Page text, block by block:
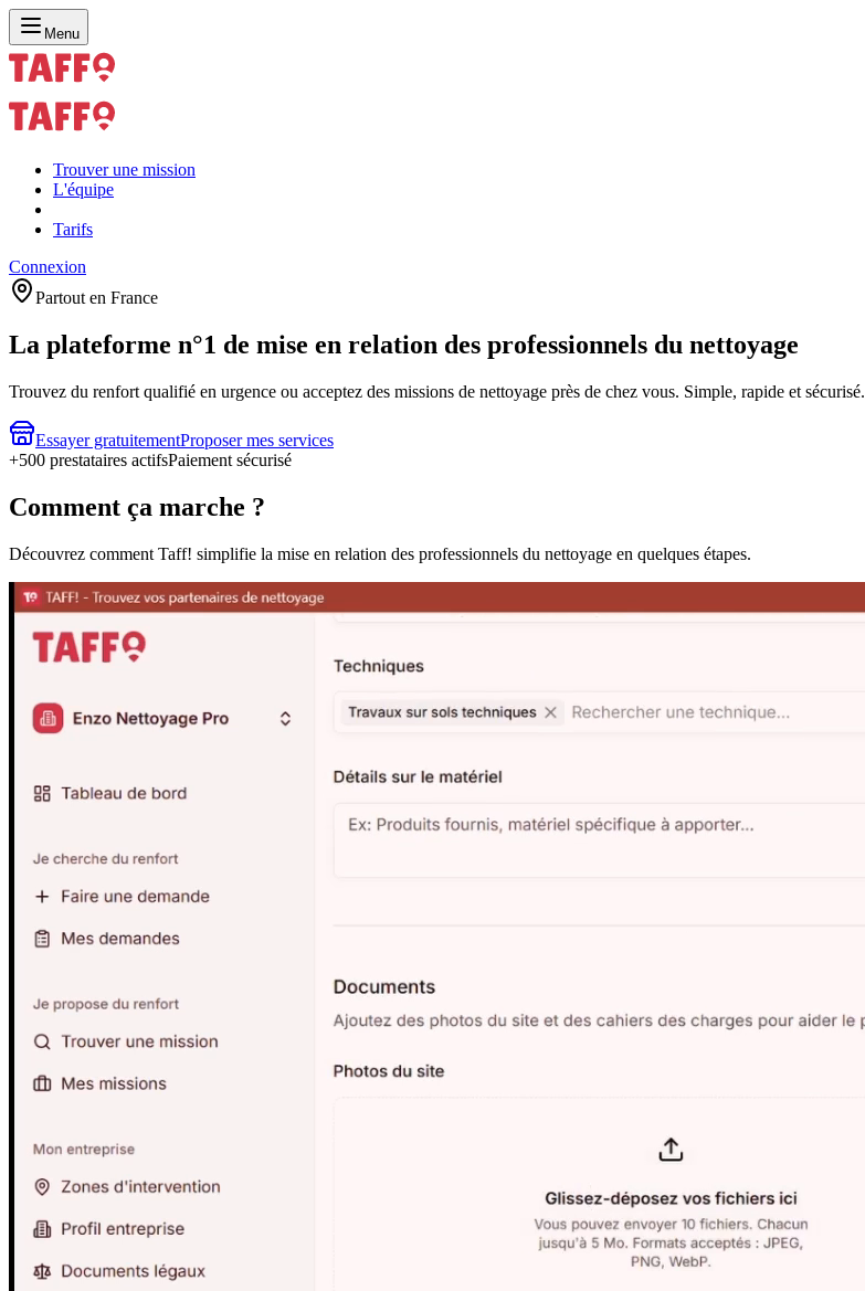
Menu
Trouver une mission
L'équipe
Tarifs
Connexion
Partout en France
La plateforme n°1 de mise en relation des professionnels du nettoyage
Trouvez du renfort qualifié en urgence ou acceptez des missions de nettoyage près de chez vous. Simple, rapide et sécurisé.
Essayer gratuitementProposer mes services
+500 prestataires actifsPaiement sécurisé
Comment ça marche ?
Découvrez comment Taff! simplifie la mise en relation des professionnels du nettoyage en quelques étapes.